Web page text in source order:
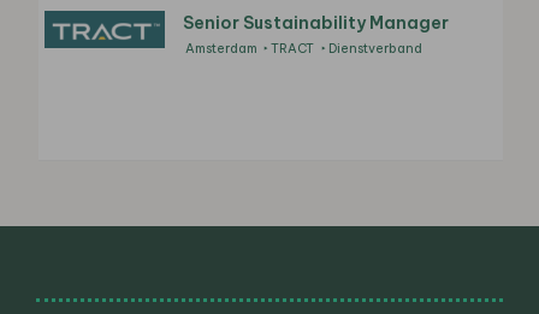
Senior Sustainability Manager
Amsterdam TRACT Dienstverband